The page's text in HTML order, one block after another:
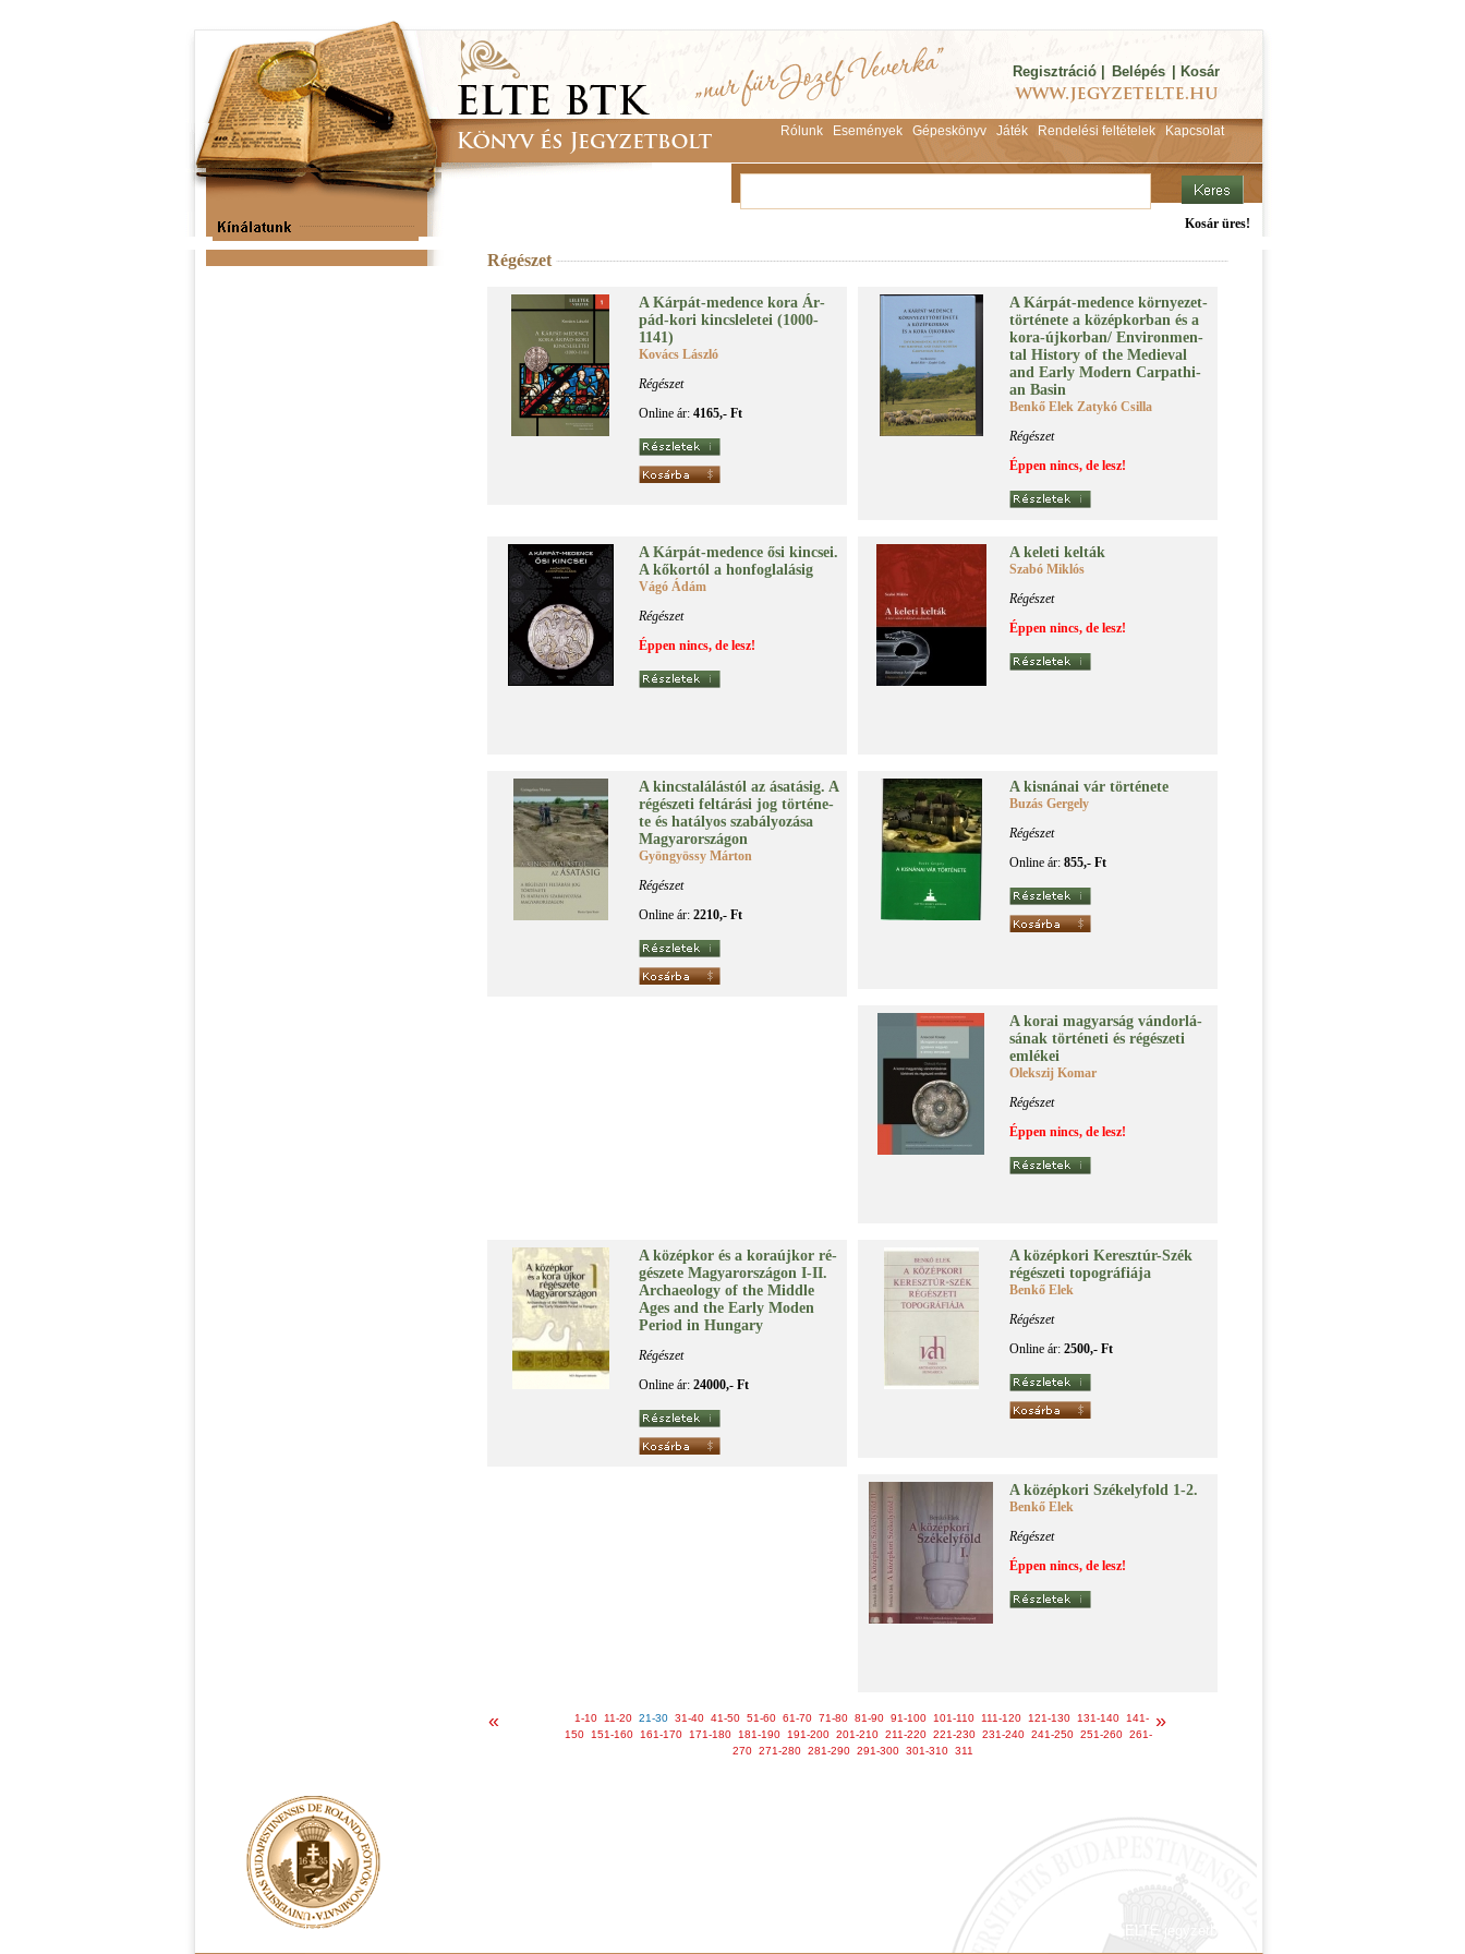
Regisztráció Belépés Kosár
Rólunk Események Gépeskönyv Játék Rendelési feltételek Kapcsolat
Kosár üres!
Régészet
A Kár­pát-me­den­ce ko­ra Ár­
pád-ko­ri kincs­le­le­tei (1000-
1141)
Kovács László
Régészet
Online ár: 4165,- Ft
A Kár­pát-me­den­ce kör­nye­zet­
tör­té­ne­te a kö­zép­kor­ban és a
ko­ra-új­kor­ban/ En­vi­ron­men­
tal His­to­ry of the Me­di­e­val
and Early Mo­dern Car­pat­hi­
an Ba­sin
Benkő Elek Zatykó Csilla
Régészet
Éppen nincs, de lesz!
A Kár­pát-me­den­ce ősi kin­csei.
A kő­kor­tól a hon­fog­la­lá­sig
Vágó Ádám
Régészet
Éppen nincs, de lesz!
A ke­le­ti kel­ták
Szabó Miklós
Régészet
Éppen nincs, de lesz!
A kincs­ta­lá­lás­tól az ása­tá­sig. A
ré­gé­sze­ti fel­tá­rá­si jog tör­té­ne­
te és ha­tá­lyos sza­bá­lyo­zá­sa
Ma­gyar­or­szá­gon
Gyöngyössy Márton
Régészet
Online ár: 2210,- Ft
A kis­ná­nai vár tör­té­ne­te
Buzás Gergely
Régészet
Online ár: 855,- Ft
A ko­rai ma­gyar­ság ván­dor­lá­
sá­nak tör­té­ne­ti és ré­gé­sze­ti
em­lé­kei
Olekszij Komar
Régészet
Éppen nincs, de lesz!
A kö­zép­kor és a ko­ra­új­kor ré­
gé­sze­te Ma­gyar­or­szá­gon I-II.
Ar­cha­e­o­logy of the Midd­le
Ages and the Early Mo­den
Pe­ri­od in Hun­gary
Régészet
Online ár: 24000,- Ft
A kö­zép­ko­ri Ke­reszt­úr-Szék
ré­gé­sze­ti to­pog­rá­fi­á­ja
Benkő Elek
Régészet
Online ár: 2500,- Ft
A kö­zép­ko­ri Szé­kely­fold 1-2.
Benkő Elek
Régészet
Éppen nincs, de lesz!
« 1-10 11-20 21-30 31-40 41-50 51-60 61-70 71-80 81-90 91-100 101-110 111-120 121-130 131-140
141-
150
151-160 161-170 171-180 181-190 191-200 201-210 211-220 221-230 231-240 241-250 251-260 261-
270 271-280 281-290 291-300 301-310 311
»
Rendelési feltételek © ELTE jegyzetbolt